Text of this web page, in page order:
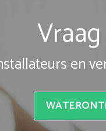
en